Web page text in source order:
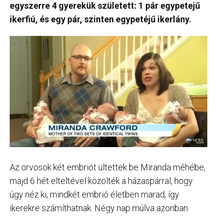
egyszerre 4 gyerekük született: 1 pár egypetejű
ikerfiú, és egy pár, szinten egypetéjű ikerlány.
Az orvosok két embriót ültettek be Miranda méhébe,
majd 6 hét elteltével közölték a házaspárral, hogy
úgy néz ki, mindkét embrió életben marad, így
ikerekre számíthatnak. Négy nap múlva azonban